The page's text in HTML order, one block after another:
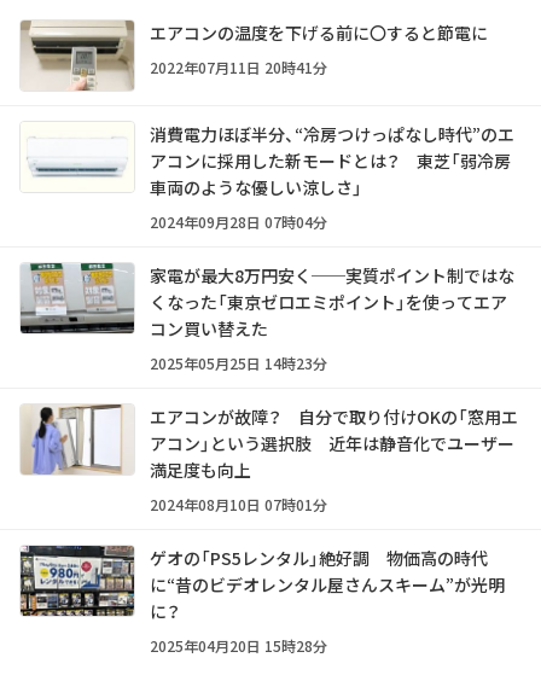
エアコンの温度を下げる前に〇すると節電に
2022年07月11日 20時41分
消費電力ほぼ半分、“冷房つけっぱなし時代”のエ
アコンに採用した新モードとは？ 東芝「弱冷房
車両のような優しい涼しさ」
2024年09月28日 07時04分
家電が最大8万円安く──実質ポイント制ではな
くなった「東京ゼロエミポイント」を使ってエア
コン買い替えた
2025年05月25日 14時23分
エアコンが故障？ 自分で取り付けOKの「窓用エ
アコン」という選択肢 近年は静音化でユーザー
満足度も向上
2024年08月10日 07時01分
ゲオの「PS5レンタル」絶好調 物価高の時代
に“昔のビデオレンタル屋さんスキーム”が光明
に？
2025年04月20日 15時28分